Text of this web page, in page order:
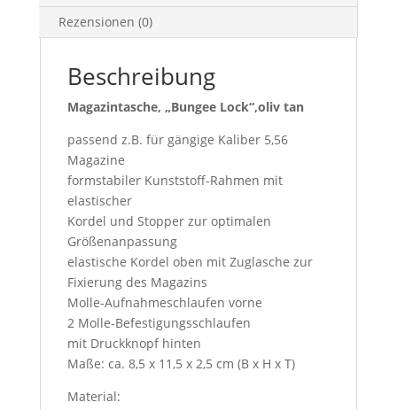
Rezensionen (0)
Beschreibung
Magazintasche, „Bungee Lock“,oliv tan
passend z.B. für gängige Kaliber 5,56
Magazine
formstabiler Kunststoff-Rahmen mit
elastischer
Kordel und Stopper zur optimalen
Größenanpassung
elastische Kordel oben mit Zuglasche zur
Fixierung des Magazins
Molle-Aufnahmeschlaufen vorne
2 Molle-Befestigungsschlaufen
mit Druckknopf hinten
Maße: ca. 8,5 x 11,5 x 2,5 cm (B x H x T)
Material: